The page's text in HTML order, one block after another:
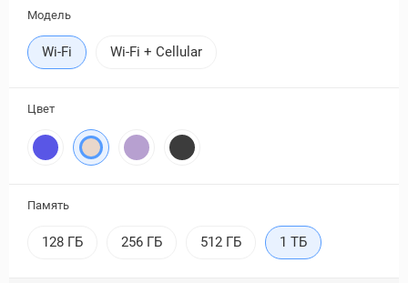
Модель
Wi-Fi Wi-Fi + Cellular
Цвет
Память
128 ГБ 256 ГБ 512 ГБ 1 ТБ